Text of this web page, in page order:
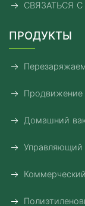
СВЯЗАТЬСЯ
ПРОДУКТЫ
Продвижение
Домашний
Управляющий